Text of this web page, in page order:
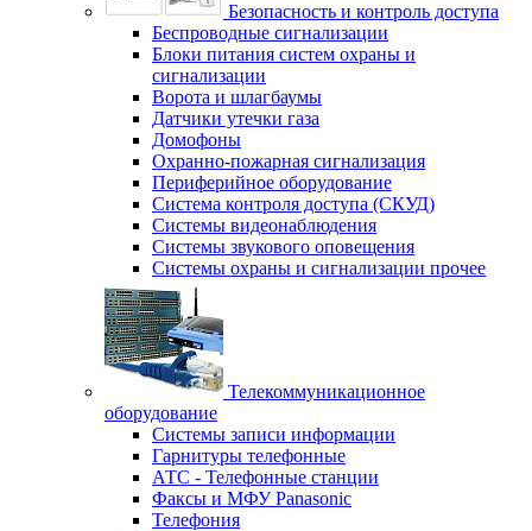
Безопасность и контроль доступа
Беспроводные сигнализации
Блоки питания систем охраны и
сигнализации
Ворота и шлагбаумы
Датчики утечки газа
Домофоны
Охранно-пожарная сигнализация
Периферийное оборудование
Система контроля доступа (СКУД)
Системы видеонаблюдения
Системы звукового оповещения
Системы охраны и сигнализации прочее
Телекоммуникационное
оборудование
Системы записи информации
Гарнитуры телефонные
АТС - Телефонные станции
Факсы и МФУ Panasonic
Телефония